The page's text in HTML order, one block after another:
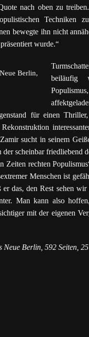
nach oben zu
Techniken
bewegte ihn nicht
wurde.“
Berlin,
beiläufig
für einen Thriller,
sucht in seinem
scheinbar friedliebend
rechten
Menschen ist
das, den Rest sehen
Man kann also
mit der eigenen
Berlin, 592 Seiten,